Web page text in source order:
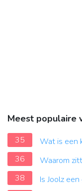
Meest populaire
35
Wat is een
36
Waarom
38
Is Joolz